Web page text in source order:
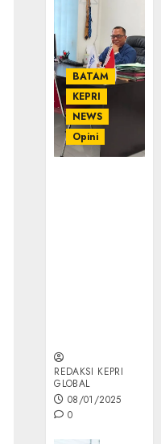
BATAM
KEPRI
NEWS
Opini
REDAKSI KEPRI
GLOBAL
08/01/2025
0